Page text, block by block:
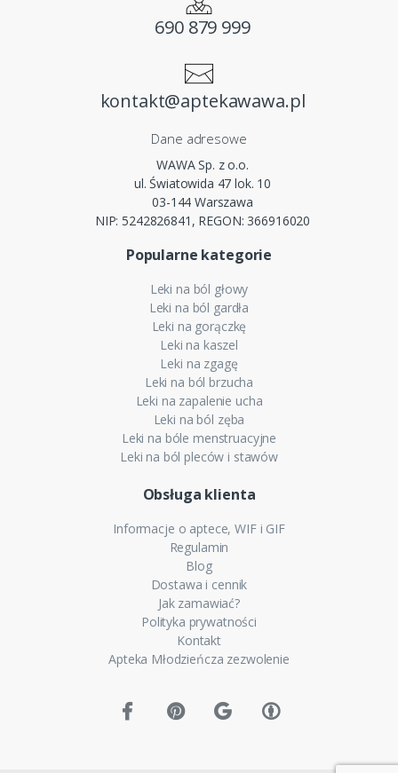
690 879 999
kontakt@aptekawawa.pl
Dane adresowe
WAWA Sp. z o.o.
ul. Światowida 47 lok. 10
03-144 Warszawa
NIP: 5242826841, REGON: 366916020
Popularne kategorie
Leki na ból głowy
Leki na ból gardła
Leki na gorączkę
Leki na kaszel
Leki na zgagę
Leki na ból brzucha
Leki na zapalenie ucha
Leki na ból zęba
Leki na bóle menstruacyjne
Leki na ból pleców i stawów
Obsługa klienta
Informacje o aptece, WIF i GIF
Regulamin
Blog
Dostawa i cennik
Jak zamawiać?
Polityka prywatności
Kontakt
Apteka Młodzieńcza zezwolenie